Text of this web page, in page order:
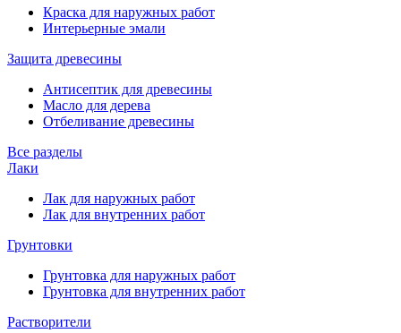
Краска для наружных работ
Интерьерные эмали
Защита древесины
Антисептик для древесины
Масло для дерева
Отбеливание древесины
Все разделы
Лаки
Лак для наружных работ
Лак для внутренних работ
Грунтовки
Грунтовка для наружных работ
Грунтовка для внутренних работ
Растворители